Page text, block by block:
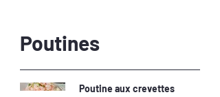
Poutines
Poutine aux crevettes